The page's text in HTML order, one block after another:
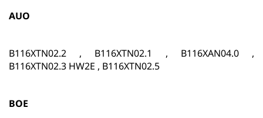
AUO
B116XTN02.2 , B116XTN02.1 , B116XAN04.0 ,
B116XTN02.3 HW2E , B116XTN02.5
BOE